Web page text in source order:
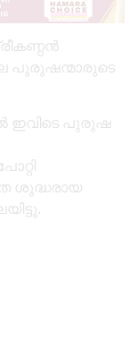
പുരുഷന്മാരുടെ
ഇവിടെ പുരുഷ
ശുദ്ധരായ